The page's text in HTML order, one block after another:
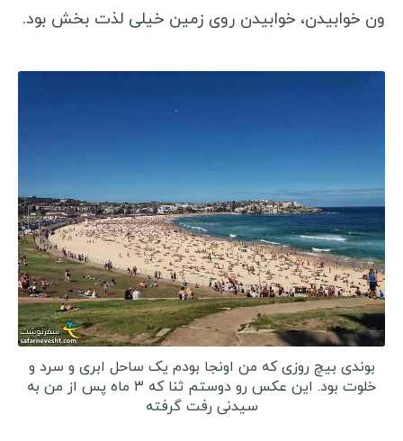
ون خوابیدن، خوابیدن روی زمین خیلی لذت بخش بود.
بوندی بیچ روزی که من اونجا بودم یک ساحل ابری و سرد و
خلوت بود. این عکس رو دوستم ثنا که ۳ ماه پس از من به
سیدنی رفت گرفته